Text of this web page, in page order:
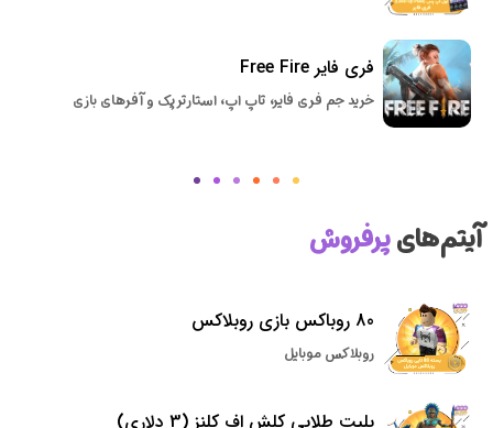
فری فایر Free Fire
خرید جم فری فایر، تاپ اپ، استارتر پک و آفرهای بازی
آیتم‌هایپرفروش
80 روباکس بازی روبلاکس
روبلاکس موبایل
بلیت طلایی کلش اف کلنز (3 دلاری)